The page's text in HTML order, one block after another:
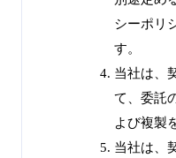
シーポリ
す。
当社は、
て、委託
よび複製
当社は、